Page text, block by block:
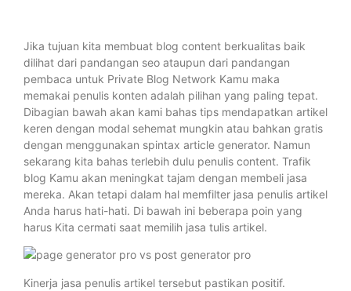
Jika tujuan kita membuat blog content berkualitas baik
dilihat dari pandangan seo ataupun dari pandangan
pembaca untuk Private Blog Network Kamu maka
memakai penulis konten adalah pilihan yang paling tepat.
Dibagian bawah akan kami bahas tips mendapatkan artikel
keren dengan modal sehemat mungkin atau bahkan gratis
dengan menggunakan spintax article generator. Namun
sekarang kita bahas terlebih dulu penulis content. Trafik
blog Kamu akan meningkat tajam dengan membeli jasa
mereka. Akan tetapi dalam hal memfilter jasa penulis artikel
Anda harus hati-hati. Di bawah ini beberapa poin yang
harus Kita cermati saat memilih jasa tulis artikel.
Kinerja jasa penulis artikel tersebut pastikan positif.